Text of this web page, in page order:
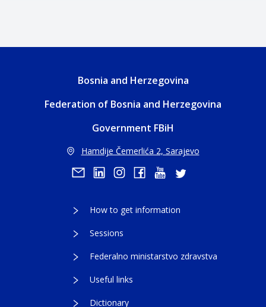
Bosnia and Herzegovina
Federation of Bosnia and Herzegovina
Government FBiH
Hamdije Čemerlića 2, Sarajevo
How to get information
Sessions
Federalno ministarstvo zdravstva
Useful links
Dictionary